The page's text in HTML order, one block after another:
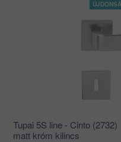
Tupai 5S line - Cinto (2732)
matt króm kilincs